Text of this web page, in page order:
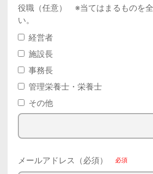
役職（任意） ※当てはまるものを
い。
経営者
施設長
事務長
管理栄養士・栄養士
その他
メールアドレス（必須）